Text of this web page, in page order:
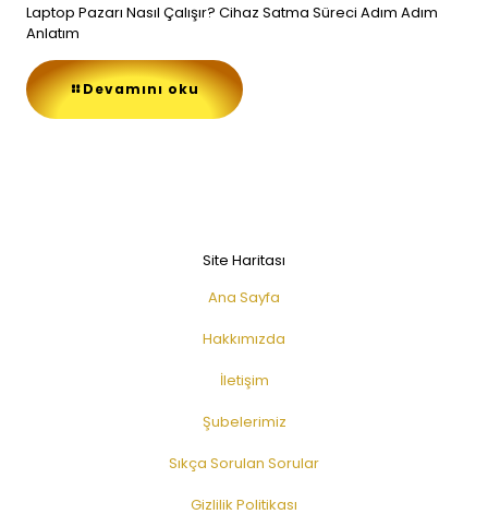
Laptop Pazarı Nasıl Çalışır? Cihaz Satma Süreci Adım Adım
Anlatım
Devamını oku
Site Haritası
Ana Sayfa
Hakkımızda
İletişim
Şubelerimiz
Sıkça Sorulan Sorular
Gizlilik Politikası